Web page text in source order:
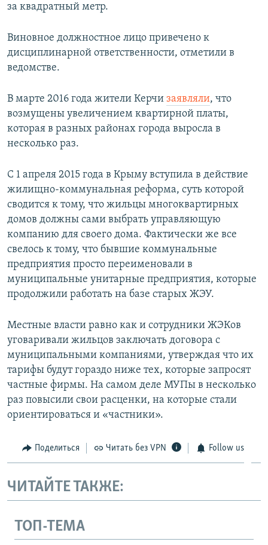
за квадратный метр.
Виновное должностное лицо привечено к
дисциплинарной ответственности, отметили в
ведомстве.
В марте 2016 года жители Керчи заявляли, что
возмущены увеличением квартирной платы,
которая в разных районах города выросла в
несколько раз.
С 1 апреля 2015 года в Крыму вступила в действие
жилищно-коммунальная реформа, суть которой
сводится к тому, что жильцы многоквартирных
домов должны сами выбрать управляющую
компанию для своего дома. Фактически же все
свелось к тому, что бывшие коммунальные
предприятия просто переименовали в
муниципальные унитарные предприятия, которые
продолжили работать на базе старых ЖЭУ.
Местные власти равно как и сотрудники ЖЭКов
уговаривали жильцов заключать договора с
муниципальными компаниями, утверждая что их
тарифы будут гораздо ниже тех, которые запросят
частные фирмы. На самом деле МУПы в несколько
раз повысили свои расценки, на которые стали
ориентироваться и «частники».
Поделиться Читать без VPN Follow us
ЧИТАЙТЕ ТАКЖЕ:
ТОП-ТЕМА